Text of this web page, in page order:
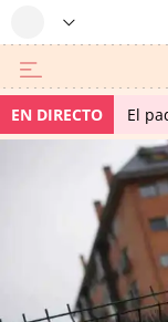
EN DIRECTO El